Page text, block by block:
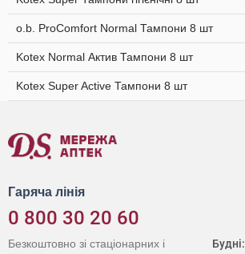
o.b. ProComfort Normal Тампони 8 шт
Kotex Normal Актив Тампони 8 шт
Kotex Super Active Тампони 8 шт
Гаряча лінія
0 800 30 20 60
Будні:
Безкоштовно зі стаціонарних і